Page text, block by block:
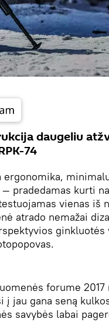
daugeliu
74
ergonomika,
pradedamas kurti
vienas iš
atrado nemažai
ginkluotės
forume 2017
jau gana seną
savybės labai